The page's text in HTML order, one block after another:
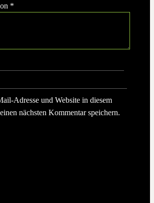
*
Adresse und Website in diesem
nächsten Kommentar speichern.